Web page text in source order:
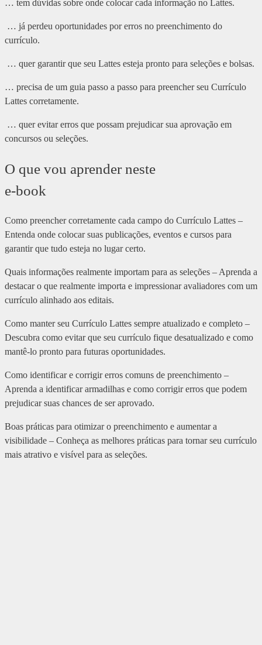
… tem dúvidas sobre onde colocar cada informação no Lattes.
… já perdeu oportunidades por erros no preenchimento do
currículo.
… quer garantir que seu Lattes esteja pronto para seleções e bolsas.
… precisa de um guia passo a passo para preencher seu Currículo
Lattes corretamente.
… quer evitar erros que possam prejudicar sua aprovação em
concursos ou seleções.
O que vou aprender neste
e-book
Como preencher corretamente cada campo do Currículo Lattes –
Entenda onde colocar suas publicações, eventos e cursos para
garantir que tudo esteja no lugar certo.
Quais informações realmente importam para as seleções – Aprenda a
destacar o que realmente importa e impressionar avaliadores com um
currículo alinhado aos editais.
Como manter seu Currículo Lattes sempre atualizado e completo –
Descubra como evitar que seu currículo fique desatualizado e como
mantê-lo pronto para futuras oportunidades.
Como identificar e corrigir erros comuns de preenchimento –
Aprenda a identificar armadilhas e como corrigir erros que podem
prejudicar suas chances de ser aprovado.
Boas práticas para otimizar o preenchimento e aumentar a
visibilidade – Conheça as melhores práticas para tornar seu currículo
mais atrativo e visível para as seleções.